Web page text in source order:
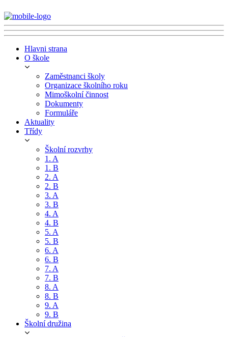
Hlavni strana
O škole
Zaměstnanci školy
Organizace školního roku
Mimoškolní činnost
Dokumenty
Formuláře
Aktuality
Třídy
Školní rozvrhy
1. A
1. B
2. A
2. B
3. A
3. B
4. A
4. B
5. A
5. B
6. A
6. B
7. A
7. B
8. A
8. B
9. A
9. B
Školní družina